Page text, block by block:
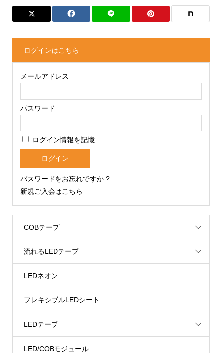
ログインはこちら
メールアドレス
パスワード
ログイン情報を記憶
パスワードをお忘れですか ?
新規ご入会はこちら
COBテープ
流れるLEDテープ
LEDネオン
フレキシブルLEDシート
LEDテープ
LED/COBモジュール